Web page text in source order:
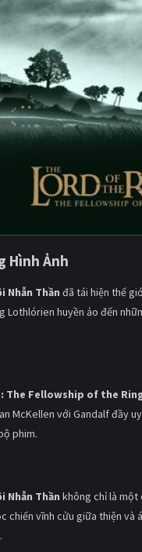
Hình Ảnh
Nhẫn Thần đã tái hiện thế
Lothlórien huyền ảo đến
The Fellowship of the
McKellen với Gandalf đầy
phim.
Nhẫn Thần không chỉ là một
chiến vĩnh cửu giữa thiện